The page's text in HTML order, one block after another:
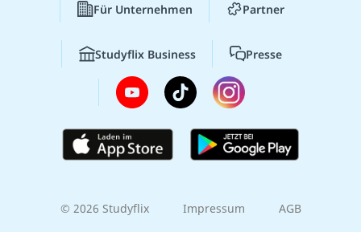
Für Unternehmen Partner
Studyflix Business Presse
© 2026 Studyflix Impressum AGB